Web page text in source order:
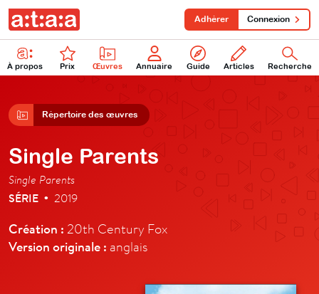
À propos Prix Œuvres Annuaire Guide Articles Recherche
Adhérer Connexion
Répertoire des œuvres
Single Parents
Single Parents
SÉRIE • 2019
Création : 20th Century Fox
Version originale : anglais